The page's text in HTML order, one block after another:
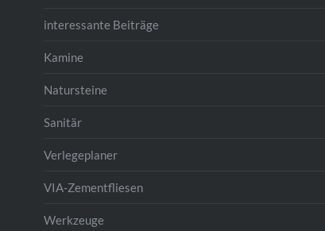
interessante Beiträge
Kamine
Natursteine
Sanitär
Verlegeplaner
VIA-Zementfliesen
Werkzeuge